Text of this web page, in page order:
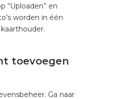
“Uploaden” en
worden in één
toevoegen
Ga naar